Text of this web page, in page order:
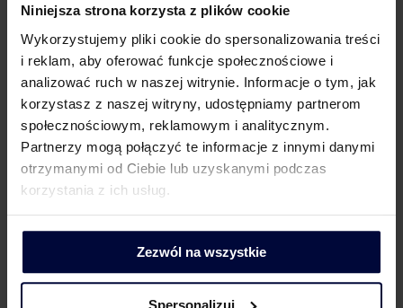
Niniejsza strona korzysta z plików cookie
Wykorzystujemy pliki cookie do spersonalizowania treści
i reklam, aby oferować funkcje społecznościowe i
analizować ruch w naszej witrynie. Informacje o tym, jak
korzystasz z naszej witryny, udostępniamy partnerom
społecznościowym, reklamowym i analitycznym.
Partnerzy mogą połączyć te informacje z innymi danymi
otrzymanymi od Ciebie lub uzyskanymi podczas
korzystania z ich usług.
Zezwól na wszystkie
Spersonalizuj
oznaczeniem „WSTO_EE”. W rozliczeniach za miesiące
lipiec-grudzień 2021 r. do WSTO stosuje się oznaczenie
„EE”.
W pliku JPK_VAT z deklaracją nie uwzględnia się
wartości dostaw towarów dokonywanych w ramach
WSTO, jeśli przedsiębiorca rozlicza się w procedurze
Sprzedaż na odległość towarów importowanych,
której miejscem opodatkowana jest Polska, stanowi
dostawę krajową na terytorium kraju. W przypadku takiej
dostawy w pliku JPK_VAT z deklaracją należy wykazać